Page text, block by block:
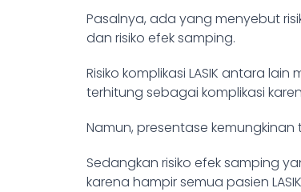
Pasalnya, ada yang menyebut
dan risiko efek samping.
Risiko komplikasi LASIK antara
terhitung sebagai komplikasi
Namun, presentase
Sedangkan risiko efek samping
karena hampir semua pasien